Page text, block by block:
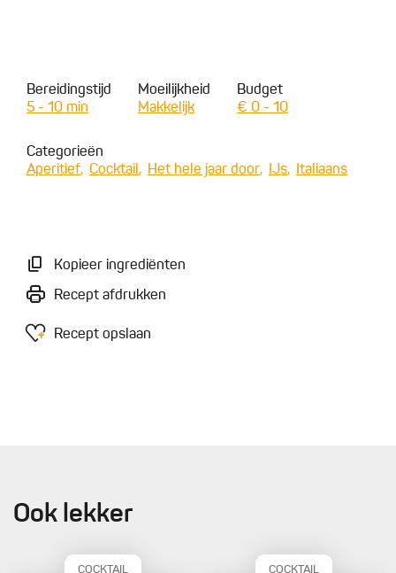
Bereidingstijd
5 - 10 min
Moeilijkheid
Makkelijk
Budget
€ 0 - 10
Categorieën
Aperitief
Cocktail Het hele jaar door IJs Italiaans
Kopieer ingrediënten
Recept afdrukken
Recept opslaan
Ook lekker
COCKTAIL COCKTAIL